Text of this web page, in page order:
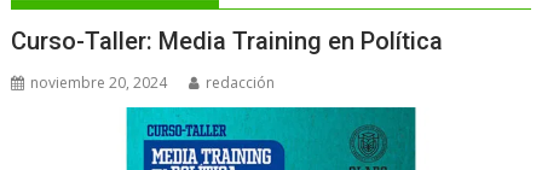
Curso-Taller: Media Training en Política
noviembre 20, 2024 redacción